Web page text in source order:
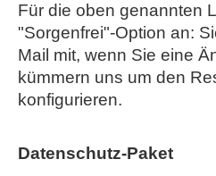
Für die oben genannten
"Sorgenfrei"-Option an:
Mail mit, wenn Sie eine
kümmern uns um den
konfigurieren.
Datenschutz-Paket